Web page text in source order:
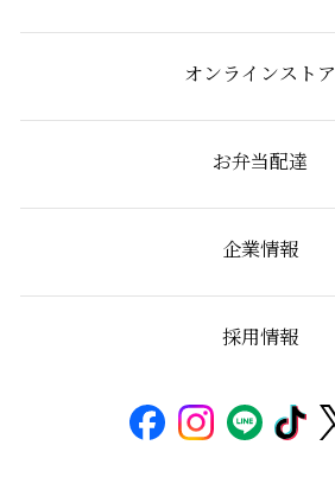
オンラインストア
お弁当配達
企業情報
採用情報